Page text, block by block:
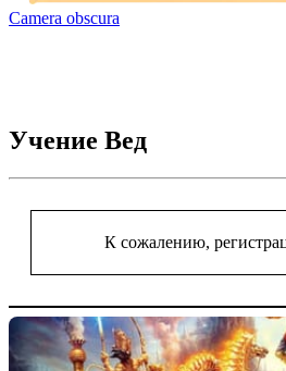
Camera obscura
Учение Вед
К сожалению,